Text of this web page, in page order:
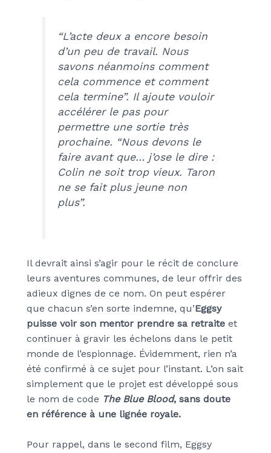
“L’acte deux a encore besoin
d’un peu de travail. Nous
savons néanmoins comment
cela commence et comment
cela termine”. Il ajoute vouloir
accélérer le pas pour
permettre une sortie très
prochaine. “Nous devons le
faire avant que… j’ose le dire :
Colin ne soit trop vieux. Taron
ne se fait plus jeune non
plus”.
Il devrait ainsi s’agir pour le récit de conclure
leurs aventures communes, de leur offrir des
adieux dignes de ce nom. On peut espérer
que chacun s’en sorte indemne, qu’Eggsy
puisse voir son mentor prendre sa retraite et
continuer à gravir les échelons dans le petit
monde de l’espionnage. Évidemment, rien n’a
été confirmé à ce sujet pour l’instant. L’on sait
simplement que le projet est développé sous
le nom de code The Blue Blood, sans doute
en référence à une lignée royale.
Pour rappel, dans le second film, Eggsy